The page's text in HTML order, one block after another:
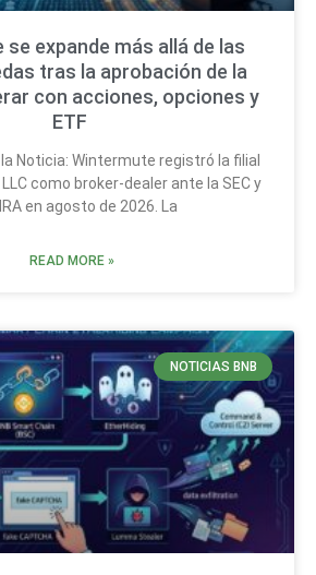
expande más allá de las
tras la aprobación de la
con acciones, opciones y
ETF
Noticia: Wintermute registró la filial
como broker-dealer ante la SEC y
en agosto de 2026. La
READ MORE »
NOTICIAS BNB